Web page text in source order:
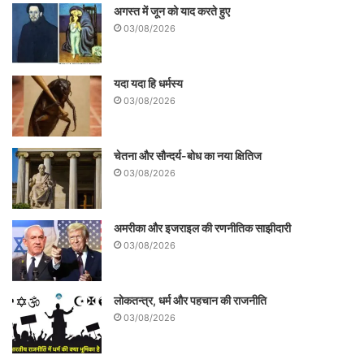
में ब्रिटेन पार्लियामेंट में एक रिपोर्ट प्रस्तुत किया.
रिपोर्ट में मैकाले ने कहा कि हम भारत में कभी शासन
नहीं कर सकते. भारत का गौरवशाली इतिहास अगर
अगस्त में जून को याद करते हुए
03/08/2026
यदा यदा हि धर्मस्य
03/08/2026
चेतना और सौन्दर्य-बोध का नया क्षितिज
03/08/2026
अमरीका और इजराइल की रणनीतिक साझीदारी
03/08/2026
लोकतन्त्र, धर्म और पहचान की राजनीति
03/08/2026